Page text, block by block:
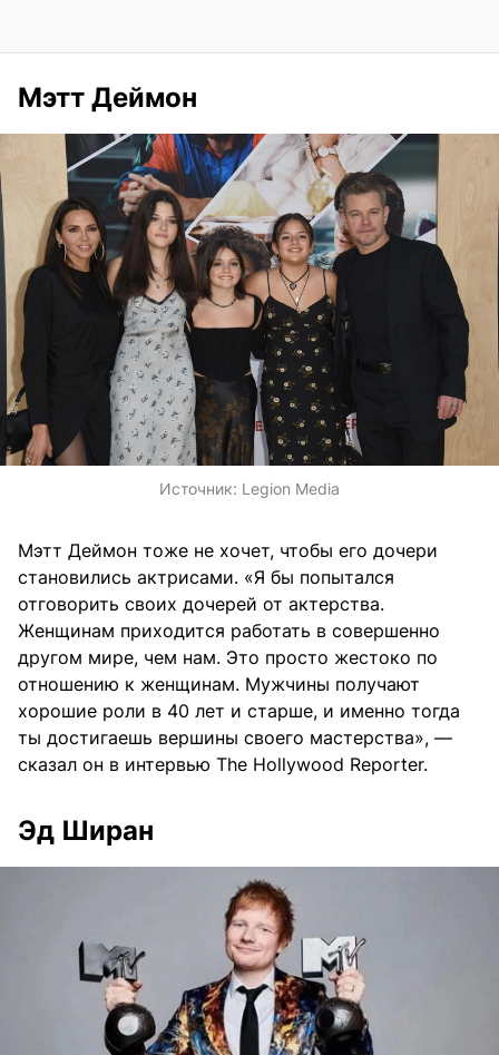
Мэтт Деймон
Источник: Legion Media
Мэтт Деймон тоже не хочет, чтобы его дочери
становились актрисами. «Я бы попытался
отговорить своих дочерей от актерства.
Женщинам приходится работать в совершенно
другом мире, чем нам. Это просто жестоко по
отношению к женщинам. Мужчины получают
хорошие роли в 40 лет и старше, и именно тогда
ты достигаешь вершины своего мастерства», —
сказал он в интервью The Hollywood Reporter.
Эд Ширан